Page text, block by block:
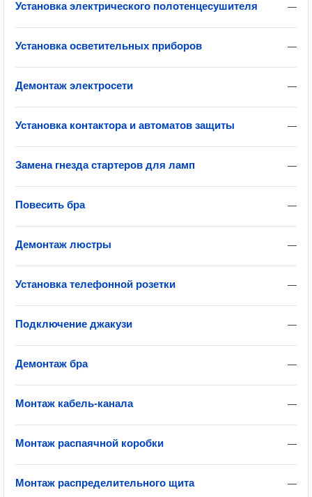
—
Установка электрического полотенцесушителя
—
Установка осветительных приборов
—
Демонтаж электросети
—
Установка контактора и автоматов защиты
—
Замена гнезда стартеров для ламп
—
Повесить бра
—
Демонтаж люстры
—
Установка телефонной розетки
—
Подключение джакузи
—
Демонтаж бра
—
Монтаж кабель-канала
—
Монтаж распаячной коробки
—
Монтаж распределительного щита